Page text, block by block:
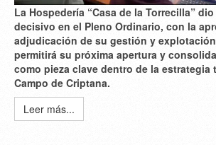
La Hospedería “Casa de la Torrecilla”
decisivo en el Pleno Ordinario, con la
adjudicación de su gestión y
permitirá su próxima apertura y
como pieza clave dentro de la estrategia
Campo de Criptana.
Leer más...